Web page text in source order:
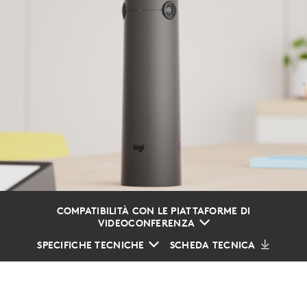
COMPATIBILITÀ CON LE PIATTAFORME DI
VIDEOCONFERENZA
SPECIFICHE TECNICHE
SCHEDA TECNICA